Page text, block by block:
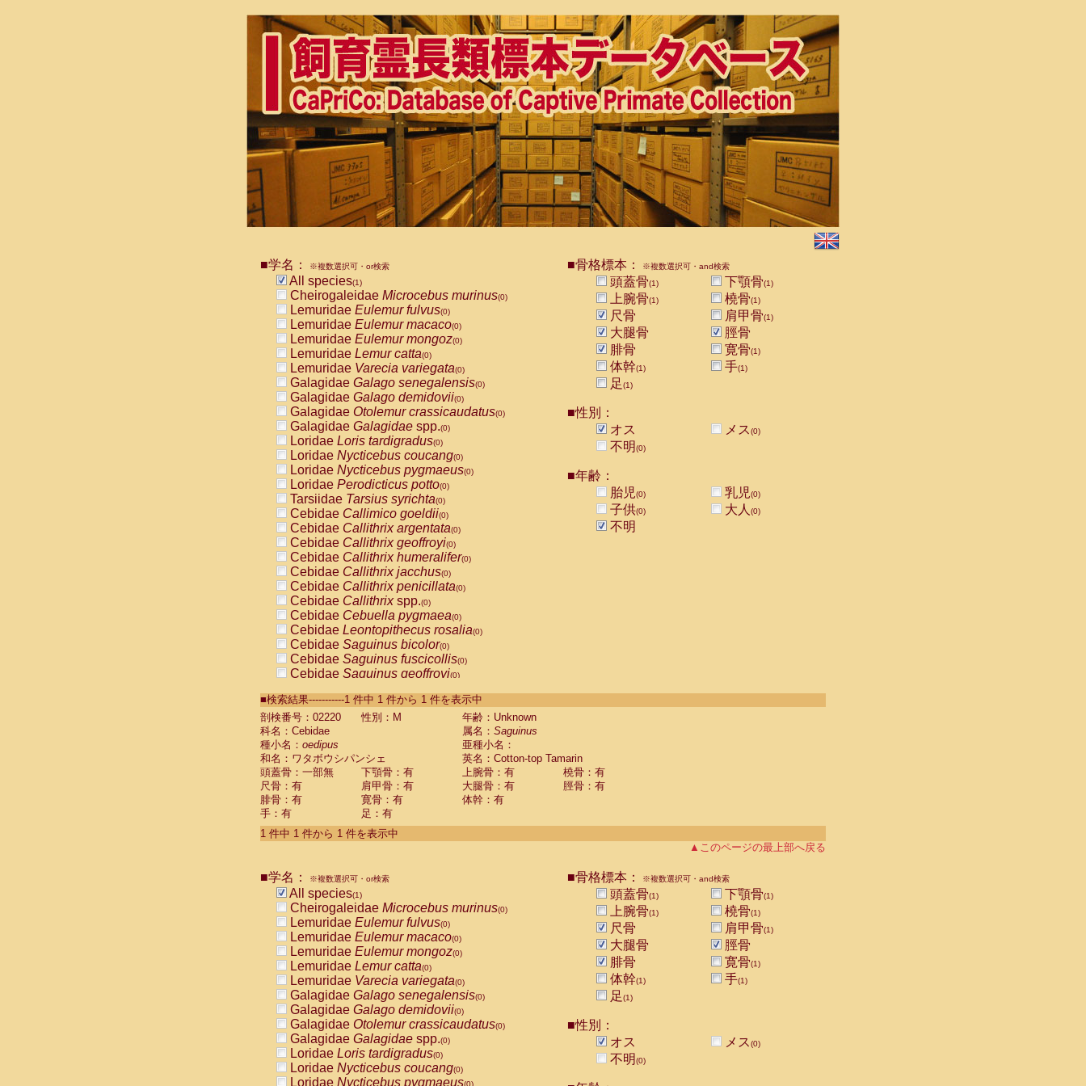
■学名： ※複数選択可・or検索
All species(1)
Cheirogaleidae Microcebus murinus(0)
Lemuridae Eulemur fulvus(0)
Lemuridae Eulemur macaco(0)
Lemuridae Eulemur mongoz(0)
Lemuridae Lemur catta(0)
Lemuridae Varecia variegata(0)
Galagidae Galago senegalensis(0)
Galagidae Galago demidovii(0)
Galagidae Otolemur crassicaudatus(0)
Galagidae Galagidae spp.(0)
Loridae Loris tardigradus(0)
Loridae Nycticebus coucang(0)
Loridae Nycticebus pygmaeus(0)
Loridae Perodicticus potto(0)
Tarsiidae Tarsius syrichta(0)
Cebidae Callimico goeldii(0)
Cebidae Callithrix argentata(0)
Cebidae Callithrix geoffroyi(0)
Cebidae Callithrix humeralifer(0)
Cebidae Callithrix jacchus(0)
Cebidae Callithrix penicillata(0)
Cebidae Callithrixspp.(0)
Cebidae Cebuella pygmaea(0)
Cebidae Leontopithecus rosalia(0)
Cebidae Saguinus bicolor(0)
Cebidae Saguinus fuscicollis(0)
Cebidae Saguinus geoffroyi(0)
CebidaeSaguinus labiatus(0)
Cebidae Saguinus leucopus (0)
Cebidae
Cebidae
CebidaeSaguinus nigricollis (0)
Cebidae Saguinus oedipus
Cebidae Saguinus weddelli
Cebidae Saguinusspp.
Cebidae Aotus trivirgatus
Cebidae Cebus albifrons
CebidaeCebus nigrivittatus
CebidaeCebus
CebidaeSaimiri boliviensis(0)
CebidaeSaimiri sciureus(0)
AtelidaeAlouatta caraya(0)
AtelidaeAlouatta fusca(0)
AtelidaeAlouatta seniculus
AtelidaeAlouattaspp.(0)
AtelidaeAteles belzebuth(0)
AtelidaeAteles geoffroyi(0)
AtelidaeAteles paniscus(0)
AtelidaeAtelesspp.(0)
Atelidae Lagothrix lagothricha
AtelidaeLagothrix lagothricha cana
PitheciidaeCacajao calvus rubicundus
■骨格標本： ※複数選択可・and検索
頭蓋骨(1) 下顎骨(1)
上腕骨(1) 橈骨(1)
尺骨 肩甲骨(1)
大腿骨
脛骨
腓骨
寛骨(1)
体幹(1) 手(1)
足(1)
■性別：
オス
メス(0)
不明(0)
■年齢：
胎児(0) 乳児(0)
子供(0) 大人 (0)
不明
■検索結果-----------1 件中 1 件から 1 件を表示中
剖検番号：02220
性別：M
年齢：Unknown
科名：Cebidae
属名： Saguinus
種小名： oedipus
亜種小名：
和名：ワタボウシパンシェ
英名：Cotton-top Tamarin
頭蓋骨：一部無
下顎骨：有 上腕骨：有
橈骨：有
尺骨：有
肩甲骨：有 大腿骨：有
脛骨：有
腓骨：有
寛骨：有
体幹：有
手：有
足：有
1 件中 1 件から 1 件を表示中
▲このページの最上部へ戻る
■学名： ※複数選択可・or検索
All species(1)
Cheirogaleidae Microcebus murinus(0)
Lemuridae Eulemur fulvus(0)
Lemuridae Eulemur macaco(0)
Lemuridae Eulemur mongoz(0)
Lemuridae Lemur catta(0)
Lemuridae Varecia variegata(0)
Galagidae Galago senegalensis(0)
Galagidae Galago demidovii(0)
Galagidae Otolemur crassicaudatus(0)
Galagidae Galagidae spp.(0)
Loridae Loris tardigradus(0)
Loridae Nycticebus coucang(0)
Loridae Nycticebus pygmaeus(0)
■骨格標本： ※複数選択可・and検索
頭蓋骨(1) 下顎骨(1)
上腕骨(1) 橈骨(1)
尺骨 肩甲骨(1)
大腿骨
脛骨
腓骨
寛骨(1)
体幹(1) 手(1)
足(1)
■性別：
オス
メス(0)
不明(0)